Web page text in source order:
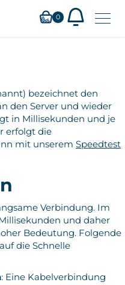
0
bezeichnet den
den Server und wieder
in Millisekunden und je
erfolgt die
mit unserem Speedtest
Verbindung. Im
und daher
Bedeutung. Folgende
die Schnelle
: Eine Kabelverbindung